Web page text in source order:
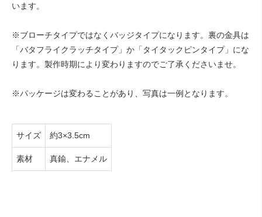
います。
※ブローチタイプではなくバッジタイプになります。裏の金具は
「バタフライクラッチタイプ」か「タイタックピンタイプ」にな
ります。製作時期により変わりますのでご了承くださいませ。
※パッケージは変わることがあり、写真は一例となります。
サイズ 約3×3.5cm
素材 真鍮、エナメル